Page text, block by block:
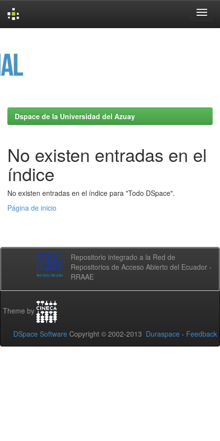
Dspace de la Universidad del Azuay
No existen entradas en el
índice
No existen entradas en el índice para "Todo DSpace".
Página de inicio
Repositorio integrado a la Red de
Repositorios de Acceso Abierto del Ecuador -
RRAAE
Theme by
DSpace Software Copyright © 2002-2013 Duraspace - Feedback